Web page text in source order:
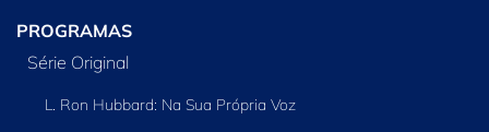
PROGRAMAS
Série Original
L. Ron Hubbard: Na Sua Própria Voz